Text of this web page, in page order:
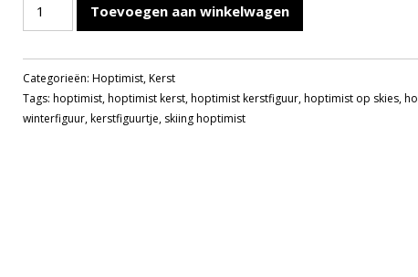
SKIING
BLUE
aantal
Toevoegen aan winkelwagen
Categorieën:Hoptimist,Kerst
Tags:hoptimist,hoptimist kerst,hoptimist kerstfiguur,hoptimist op skies,
winterfiguur,kerstfiguurtje, skiing hoptimist